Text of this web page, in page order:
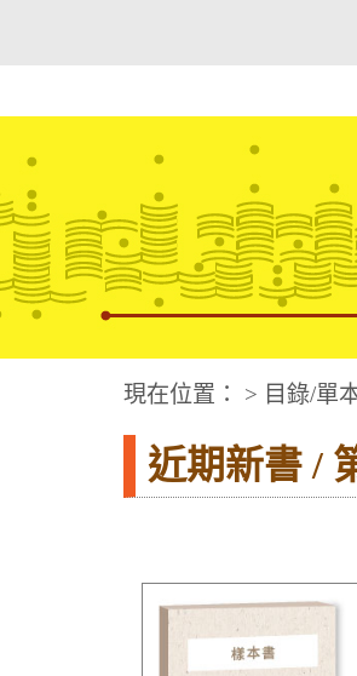
內
華文視障電子圖書網
現在位置： > 目錄/單
近期新書 /